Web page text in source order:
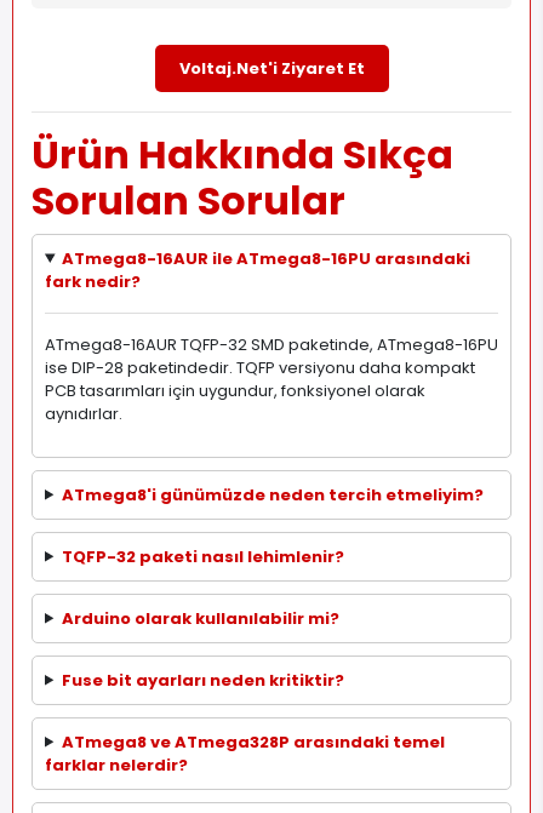
Voltaj.Net'i Ziyaret Et
Ürün Hakkında Sıkça
Sorulan Sorular
ATmega8-16AUR ile ATmega8-16PU arasındaki
fark nedir?
ATmega8-16AUR TQFP-32 SMD paketinde, ATmega8-16PU
ise DIP-28 paketindedir. TQFP versiyonu daha kompakt
PCB tasarımları için uygundur, fonksiyonel olarak
aynıdırlar.
ATmega8'i günümüzde neden tercih etmeliyim?
TQFP-32 paketi nasıl lehimlenir?
Arduino olarak kullanılabilir mi?
Fuse bit ayarları neden kritiktir?
ATmega8 ve ATmega328P arasındaki temel
farklar nelerdir?